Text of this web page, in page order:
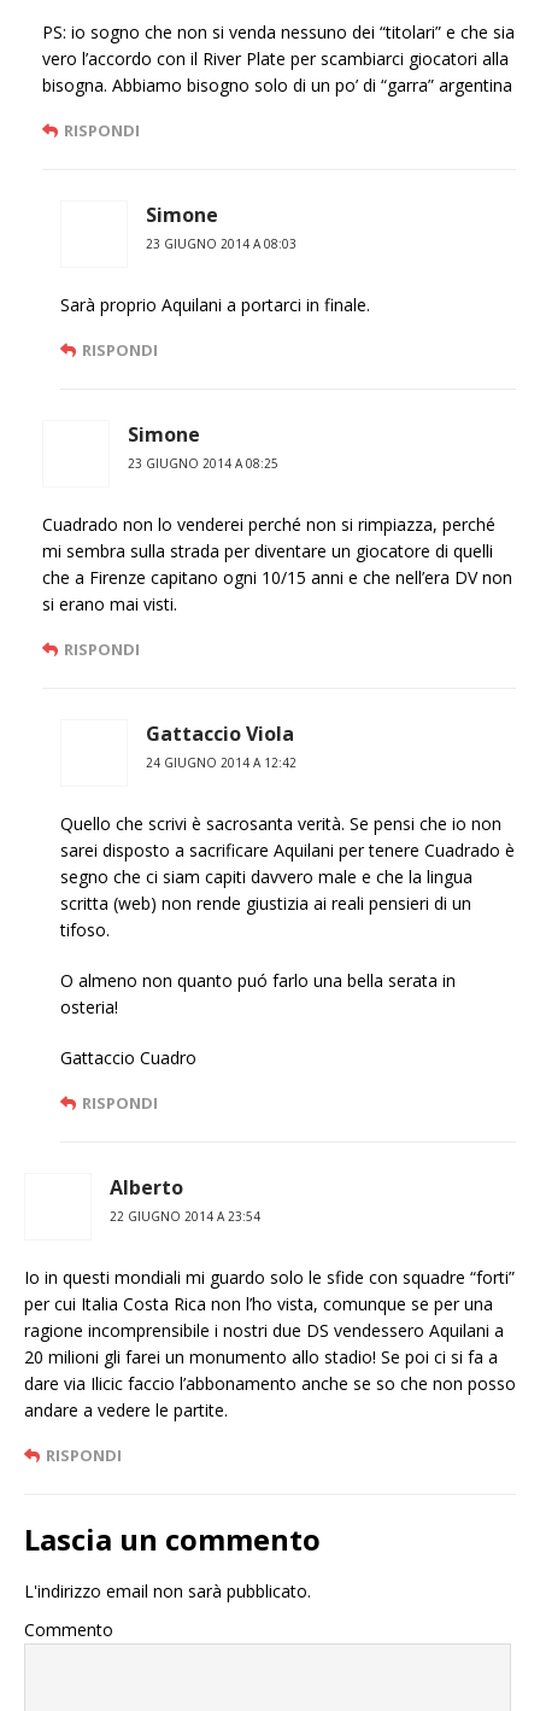
PS: io sogno che non si venda nessuno dei “titolari” e che sia
vero l’accordo con il River Plate per scambiarci giocatori alla
bisogna. Abbiamo bisogno solo di un po’ di “garra” argentina
RISPONDI
Simone
23 GIUGNO 2014 A 08:03
Sarà proprio Aquilani a portarci in finale.
RISPONDI
Simone
23 GIUGNO 2014 A 08:25
Cuadrado non lo venderei perché non si rimpiazza, perché
mi sembra sulla strada per diventare un giocatore di quelli
che a Firenze capitano ogni 10/15 anni e che nell’era DV non
si erano mai visti.
RISPONDI
Gattaccio Viola
24 GIUGNO 2014 A 12:42
Quello che scrivi è sacrosanta verità. Se pensi che io non
sarei disposto a sacrificare Aquilani per tenere Cuadrado è
segno che ci siam capiti davvero male e che la lingua
scritta (web) non rende giustizia ai reali pensieri di un
tifoso.
O almeno non quanto puó farlo una bella serata in
osteria!
Gattaccio Cuadro
RISPONDI
Alberto
22 GIUGNO 2014 A 23:54
Io in questi mondiali mi guardo solo le sfide con squadre “forti”
per cui Italia Costa Rica non l’ho vista, comunque se per una
ragione incomprensibile i nostri due DS vendessero Aquilani a
20 milioni gli farei un monumento allo stadio! Se poi ci si fa a
dare via Ilicic faccio l’abbonamento anche se so che non posso
andare a vedere le partite.
RISPONDI
Lascia un commento
L'indirizzo email non sarà pubblicato.
Commento